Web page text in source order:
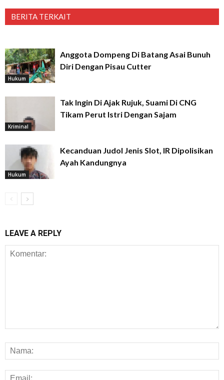
BERITA TERKAIT
Hukum
Anggota Dompeng Di Batang Asai Bunuh
Diri Dengan Pisau Cutter
Kriminal
Tak Ingin Di Ajak Rujuk, Suami Di CNG
Tikam Perut Istri Dengan Sajam
Hukum
Kecanduan Judol Jenis Slot, IR Dipolisikan
Ayah Kandungnya
LEAVE A REPLY